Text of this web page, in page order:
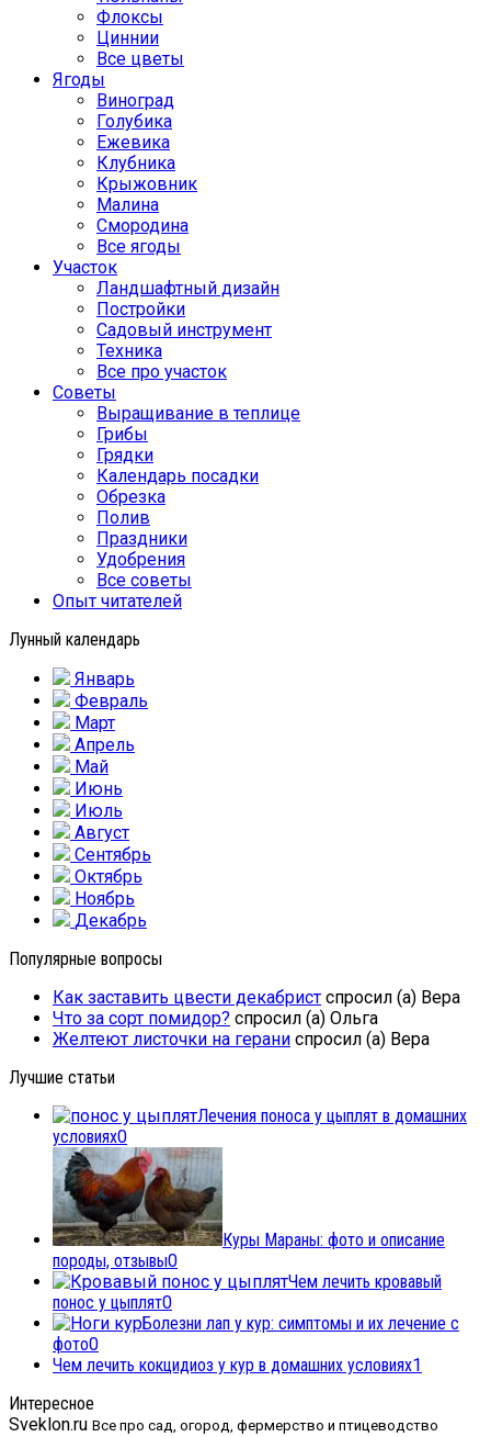
Флоксы
Циннии
Все цветы
Ягоды
Виноград
Голубика
Ежевика
Клубника
Крыжовник
Малина
Смородина
Все ягоды
Участок
Ландшафтный дизайн
Постройки
Садовый инструмент
Техника
Все про участок
Советы
Выращивание в теплице
Грибы
Грядки
Календарь посадки
Обрезка
Полив
Праздники
Удобрения
Все советы
Опыт читателей
Лунный календарь
Январь
Февраль
Март
Апрель
Май
Июнь
Июль
Август
Сентябрь
Октябрь
Ноябрь
Декабрь
Популярные вопросы
Как заставить цвести декабрист спросил (а) Вера
Что за сорт помидор? спросил (а) Ольга
Желтеют листочки на герани спросил (а) Вера
Лучшие статьи
Лечения поноса у цыплят в домашних
условиях0
Куры Мараны: фото и описание
породы, отзывы0
Чем лечить кровавый
понос у цыплят0
Болезни лап у кур: симптомы и их лечение с
фото0
Чем лечить кокцидиоз у кур в домашних условиях1
Интересное
Sveklon.ru Все про сад, огород, фермерство и птицеводство